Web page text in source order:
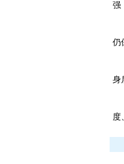
强
仍
身
度